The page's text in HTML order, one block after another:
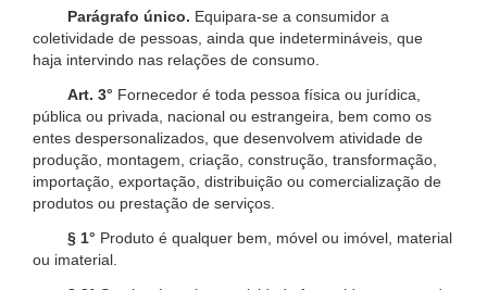
Parágrafo único. Equipara-se a consumidor a
coletividade de pessoas, ainda que indetermináveis, que
haja intervindo nas relações de consumo.
Art. 3° Fornecedor é toda pessoa física ou jurídica,
pública ou privada, nacional ou estrangeira, bem como os
entes despersonalizados, que desenvolvem atividade de
produção, montagem, criação, construção, transformação,
importação, exportação, distribuição ou comercialização de
produtos ou prestação de serviços.
§ 1° Produto é qualquer bem, móvel ou imóvel, material
ou imaterial.